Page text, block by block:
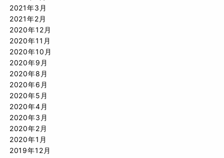
2021年3月
2021年2月
2020年12月
2020年11月
2020年10月
2020年9月
2020年8月
2020年6月
2020年5月
2020年4月
2020年3月
2020年2月
2020年1月
2019年12月